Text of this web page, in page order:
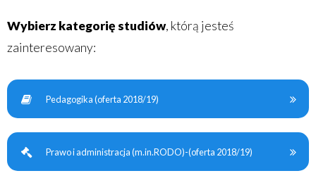
Wybierz kategorię studiów, którą jesteś
zainteresowany:
Pedagogika (oferta 2018/19)
Prawo i administracja (m.in.RODO)-(oferta 2018/19)